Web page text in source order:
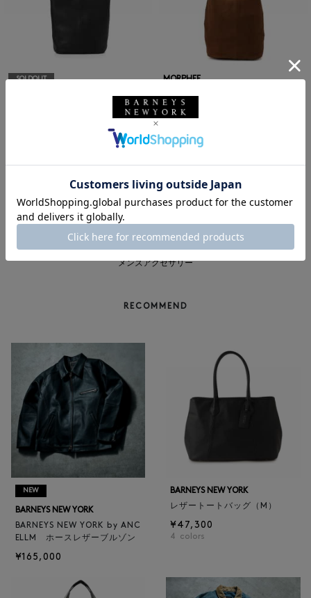
SOLDOUT
MORPHEE＜モルフェ＞ ワンハン
MORPHEE
MORPHEE＜モルフェ＞スエード
レザーショルダーバッグ
メンズウェア | メンズバッグ | メンズ革小物 | メンズシューズ
メンズアクセサリー
RECOMMEND
NEW
BARNEYS NEW YORK
BARNEYS NEW YORK by ANC
ELLM ホースレザーブルゾン
¥165,000
BARNEYS NEW YORK
レザートートバッグ（M）
¥47,300
4 colors